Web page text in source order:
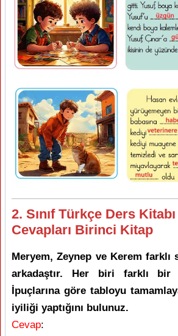
2. Sınıf Türkçe Ders
Cevapları Birinci Kitap
Meryem, Zeynep ve Kerem farklı
arkadaştır. Her biri farklı bir
İpuçlarına göre tabloyu
iyiliği yaptığını bulunuz.
Cevap: